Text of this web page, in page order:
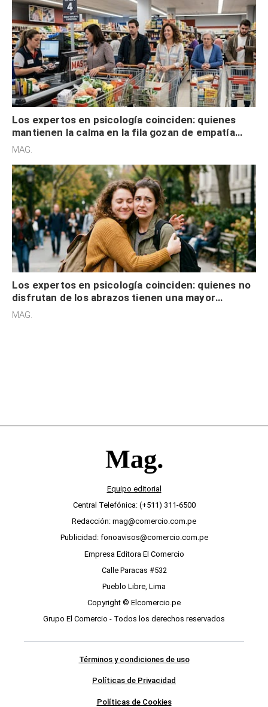
Los expertos en psicología coinciden: quienes
mantienen la calma en la fila gozan de empatía
cognitiva, gratitud y no solo tienen autocontrol
MAG.
Los expertos en psicología coinciden: quienes no
disfrutan de los abrazos tienen una mayor
sensibilidad a los estímulos físicos y no es por
MAG.
Equipo editorial
Central Telefónica: (+511) 311-6500
Redacción: mag@comercio.com.pe
Publicidad: fonoavisos@comercio.com.pe
Empresa Editora El Comercio
Calle Paracas #532
Pueblo Libre, Lima
Copyright © Elcomercio.pe
Grupo El Comercio - Todos los derechos reservados
Términos y condiciones de uso
Políticas de Privacidad
Políticas de Cookies